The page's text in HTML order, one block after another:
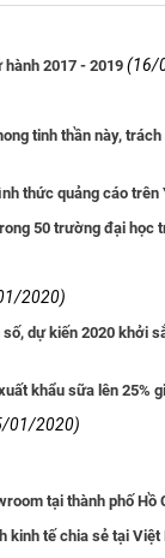
2017 - 2019 (16/
tinh thần này,
thức quảng cáo trên
50 trường đại học
2020)
dự kiến 2020 khởi
khẩu sữa lên 25%
01/2020)
tại thành phố Hồ
kinh tế chia sẻ tại Việt